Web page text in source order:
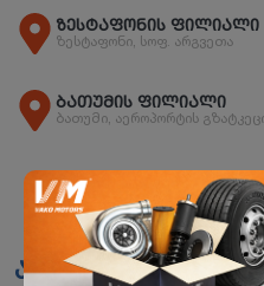
ზესტაფონის ფილიალი
ზესტაფონი, სოფ. არგვეთა
ბათუმის ფილიალი
ბათუმი, აეროპორტის
ანალოგები